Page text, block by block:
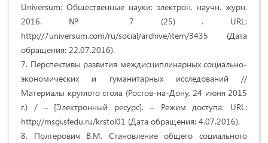
Universum: Общественные науки: электрон. научн. журн.
2016. № 7 (25) . URL:
http://7universum.com/ru/social/archive/item/3435 (Дата
обращения: 22.07.2016).
7. Перспективы развития междисциплинарных социально-
экономических и гуманитарных исследований //
Материалы круглого стола (Ростов-на-Дону, 24 июня 2015
г.) / – [Электронный ресурс]. – Режим доступа: URL:
http://msgi.sfedu.ru/krstol01 (Дата обращения: 4.07.2016).
8. Полтерович В.М. Становление общего социального